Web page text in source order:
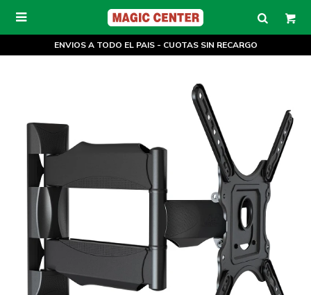

ENVIOS A TODO EL PAIS - CUOTAS SIN RECARGO